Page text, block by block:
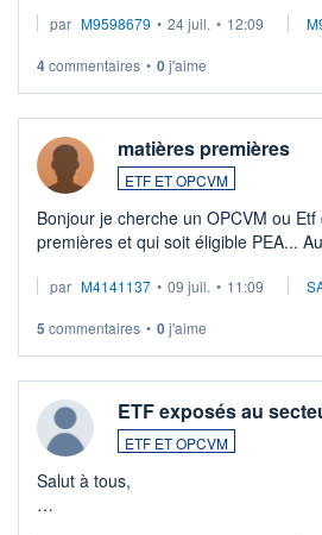
veux procéder à la vente, on me
par M9598679 • 24 juil. • 12:09
4commentaires • 0j'aime
matières premières
ETF ET OPCVM
Bonjour je cherche un OPCVM ou
premières et qui soit éligible PEA...
par M4141137 • 09 juil. • 11:09
5 commentaires • 0j'aime
ETF exposés au
ETF ET OPCVM
Salut à tous,